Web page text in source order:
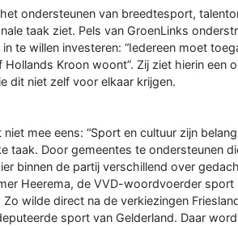
ondersteunen van breedtesport,
taak ziet. Pels van GroenLinks
te willen investeren: “Iedereen moet
Kroon woont”. Zij ziet hierin een
dit niet zelf voor elkaar krijgen.
mee eens: “Sport en cultuur zijn
taak. Door gemeentes te ondersteunen
binnen de partij verschillend over
Heerema, de VVD-woordvoerder sport
wilde direct na de verkiezingen
sport van Gelderland. Daar